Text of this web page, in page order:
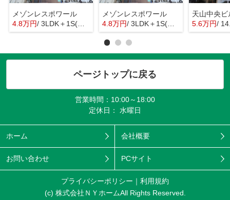
メゾンレスポワール
4.8万円/ 3LDK＋1S(納戸)
メゾンレスポワール
4.8万円/ 3LDK＋1S(納戸)
天山中央ビ
5.6万円/
ページトップに戻る
営業時間：10:00～18:00
定休日： 水曜日
ホーム 会社概要
お問い合わせ PCサイト
プライバシーポリシー
利用規約
(c) 株式会社ＮＹホームAll Rights Reserved.